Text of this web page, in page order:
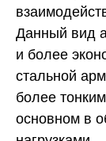
Данный вид
и более
стальной
более
основном в